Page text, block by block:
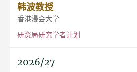
韩波教授
香港浸会大学
研资局研究学者计划
2026/27